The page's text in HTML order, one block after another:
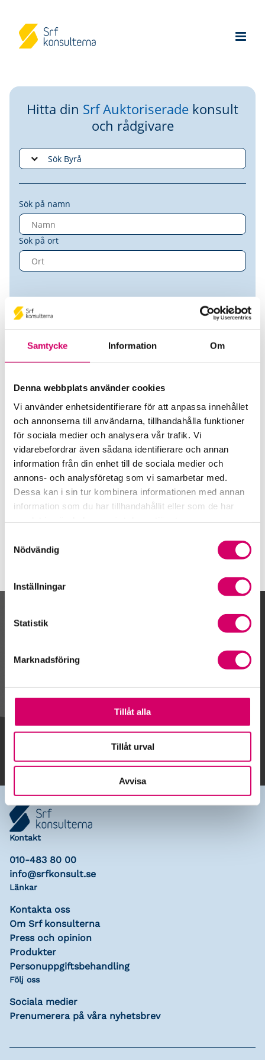
Samtycke Information Om
Denna webbplats använder cookies
Vi använder enhetsidentifierare för att anpassa innehållet
och annonserna till användarna, tillhandahålla funktioner
för sociala medier och analysera vår trafik. Vi
vidarebefordrar även sådana identifierare och annan
information från din enhet till de sociala medier och
annons- och analysföretag som vi samarbetar med.
Dessa kan i sin tur kombinera informationen med annan
information som du har tillhandahållit eller som de har
Nödvändig
Inställningar
Statistik
Marknadsföring
Tillåt alla
Tillåt urval
Avvisa
Hitta din Srf Auktoriserade konsult
och rådgivare
Sök på namn
Sök på ort
Monica Ivarsson
Auktoriserad Redovisningskonsult
METRIC Accounting AB
Sollentuna
Kalendarium
Gå till kalendariet
Lägg till i kalender
Kontakt
010-483 80 00
info@srfkonsult.se
Länkar
Kontakta oss
Om Srf konsulterna
Press och opinion
Produkter
Personuppgiftsbehandling
Följ oss
Sociala medier
Prenumerera på våra nyhetsbrev